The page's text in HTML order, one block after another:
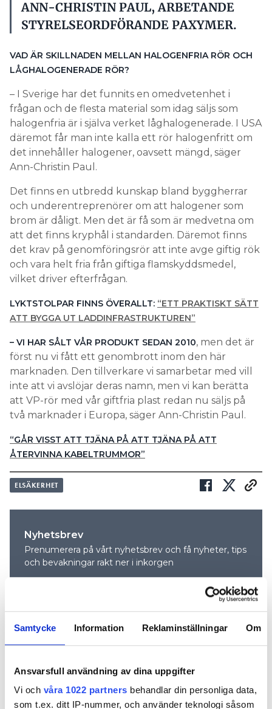
Samtycke Information Reklaminställningar Om
Ansvarsfull användning av dina uppgifter
Vi och våra 1022 partners behandlar din personliga data,
som t.ex. ditt IP-nummer, och använder teknologi såsom
ANN-CHRISTIN PAUL, ARBETANDE
STYRELSEORDFÖRANDE PAXYMER.
VAD ÄR SKILLNADEN MELLAN HALOGENFRIA RÖR OCH
LÅGHALOGENERADE RÖR?
– I Sverige har det funnits en omedvetenhet i
frågan och de flesta material som idag säljs som
halogenfria är i själva verket låghalogenerade. I USA
däremot får man inte kalla ett rör halogenfritt om
det innehåller halogener, oavsett mängd, säger
Ann-Christin Paul.
Det finns en utbredd kunskap bland byggherrar
och underentreprenörer om att halogener som
brom är dåligt. Men det är få som är medvetna om
att det finns kryphål i standarden. Däremot finns
det krav på genomföringsrör att inte avge giftig rök
och vara helt fria från giftiga flamskyddsmedel,
vilket driver efterfrågan.
LYKTSTOLPAR FINNS ÖVERALLT: “ETT PRAKTISKT SÄTT
ATT BYGGA UT LADDINFRASTRUKTUREN”
– VI HAR SÅLT VÅR PRODUKT SEDAN 2010, men det är
först nu vi fått ett genombrott inom den här
marknaden. Den tillverkare vi samarbetar med vill
inte att vi avslöjar deras namn, men vi kan berätta
att VP-rör med vår giftfria plast redan nu säljs på
två marknader i Europa, säger Ann-Christin Paul.
“GÅR VISST ATT TJÄNA PÅ ATT TJÄNA PÅ ATT
ÅTERVINNA KABELTRUMMOR”
ELSÄKERHET
Nyhetsbrev
Prenumerera på vårt nyhetsbrev och få nyheter, tips
och bevakningar rakt ner i inkorgen